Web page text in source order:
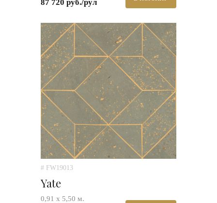
87 720 руб./рул
# FW19013
Yate
0,91 х 5,50 м.